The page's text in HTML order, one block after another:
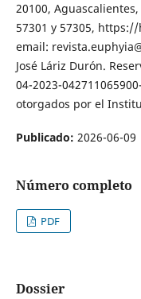
20100,
57301 y 57305,
email:
José Láriz Durón.
04-2023-
otorgados por el
Publicado: 2026-06-09
Número completo
PDF
Dossier